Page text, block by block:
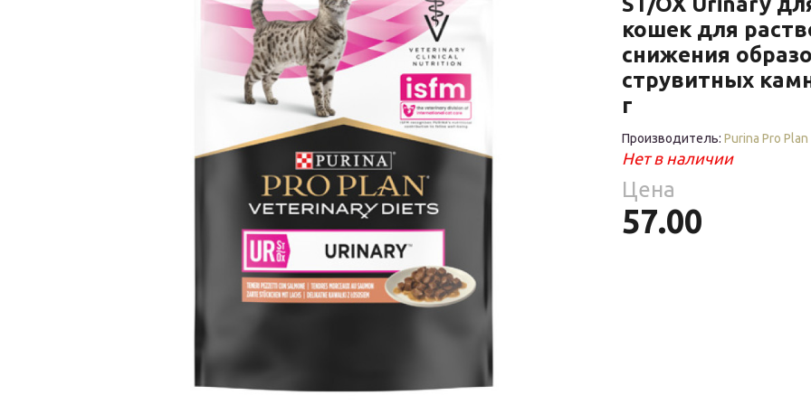
Крупы
Соусы
Восточная кухня
Снеки и закуски
Пищевые
ингредиенты
Растительное
масло
Мука и отруби
Подарочные
Фломастеры
кошек для
снижения
струвитных
г
Производитель: Purina Pro Plan
Нет в наличии
Цена
57.00